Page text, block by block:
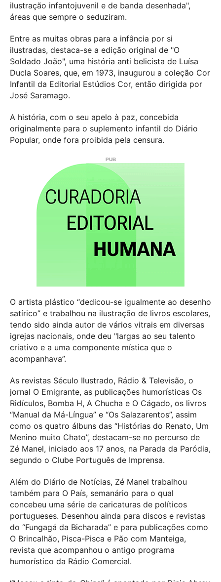
ilustração infantojuvenil e de banda desenhada",
áreas que sempre o seduziram.
Entre as muitas obras para a infância por si
ilustradas, destaca-se a edição original de "O
Soldado João", uma história anti belicista de Luísa
Ducla Soares, que, em 1973, inaugurou a coleção Cor
Infantil da Editorial Estúdios Cor, então dirigida por
José Saramago.
A história, com o seu apelo à paz, concebida
originalmente para o suplemento infantil do Diário
Popular, onde fora proibida pela censura.
O artista plástico “dedicou-se igualmente ao desenho
satírico” e trabalhou na ilustração de livros escolares,
tendo sido ainda autor de vários vitrais em diversas
igrejas nacionais, onde deu "largas ao seu talento
criativo e a uma componente mística que o
acompanhava”.
As revistas Século Ilustrado, Rádio & Televisão, o
jornal O Emigrante, as publicações humorísticas Os
Ridículos, Bomba H, A Chucha e O Cágado, os livros
“Manual da Má-Língua” e “Os Salazarentos”, assim
como os quatro álbuns das “Histórias do Renato, Um
Menino muito Chato”, destacam-se no percurso de
Zé Manel, iniciado aos 17 anos, na Parada da Paródia,
segundo o Clube Português de Imprensa.
Além do Diário de Notícias, Zé Manel trabalhou
também para O País, semanário para o qual
concebeu uma série de caricaturas de políticos
portugueses. Desenhou ainda para discos e revistas
do “Fungagá da Bicharada” e para publicações como
O Brincalhão, Pisca-Pisca e Pão com Manteiga,
revista que acompanhou o antigo programa
humorístico da Rádio Comercial.